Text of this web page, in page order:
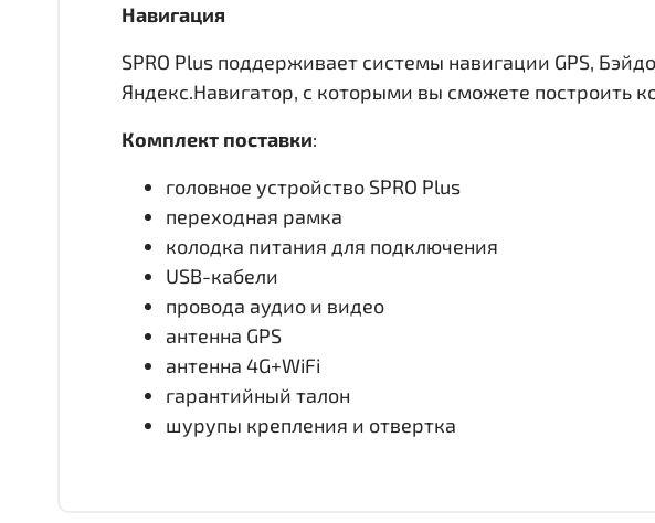
Навигация
SPRO Plus поддерживает системы навигации GPS,
Яндекс.Навигатор, с которыми вы сможете построить
Комплект поставки:
головное устройство SPRO Plus
переходная рамка
колодка питания для подключения
USB-кабели
провода аудио и видео
антенна GPS
антенна 4G+WiFi
гарантийный талон
шурупы крепления и отвертка